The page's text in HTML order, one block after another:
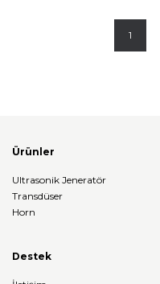
1
Ürünler
Ultrasonik Jeneratör
Transdüser
Horn
Destek